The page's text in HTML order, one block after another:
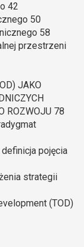
42
50
58
przestrzeni
JAKO
ROZWOJU 78
pojęcia
strategii
(TOD)